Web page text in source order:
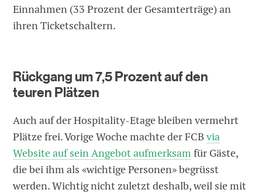
Einnahmen (33 Prozent der Gesamterträge) an
ihren Ticketschaltern.
Rückgang um 7,5 Prozent auf den
teuren Plätzen
Auch auf der Hospitality-Etage bleiben vermehrt
Plätze frei. Vorige Woche machte der FCBvia
Website auf sein Angebot aufmerksam für Gäste,
die bei ihm als «wichtige Personen» begrüsst
werden. Wichtig nicht zuletzt deshalb, weil sie mit